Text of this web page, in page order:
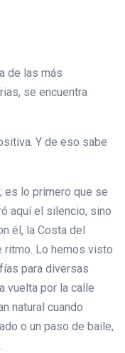
de las más
se encuentra
Y de eso sabe
es lo primero que se
aquí el silencio, sino
él, la Costa del
ritmo. Lo hemos visto
para diversas
vuelta por la calle
natural cuando
o un paso de baile,